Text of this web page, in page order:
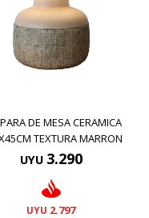
DE MESA CERAMICA
TEXTURA MARRON
UYU 3.290
UYU 2.797